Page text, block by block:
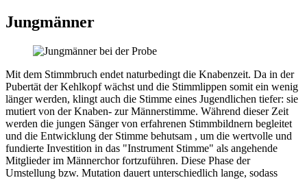
Jungmänner
Mit dem Stimmbruch endet naturbedingt die Knabenzeit. Da in der
Pubertät der Kehlkopf wächst und die Stimmlippen somit ein wenig
länger werden, klingt auch die Stimme eines Jugendlichen tiefer: sie
mutiert von der Knaben- zur Männerstimme. Während dieser Zeit
werden die jungen Sänger von erfahrenen Stimmbildnern begleitet
und die Entwicklung der Stimme behutsam , um die wertvolle und
fundierte Investition in das "Instrument Stimme" als angehende
Mitglieder im Männerchor fortzuführen. Diese Phase der
Umstellung bzw. Mutation dauert unterschiedlich lange, sodass